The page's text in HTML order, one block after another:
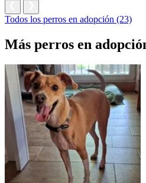
Todos los perros en adopción (23)
Más perros en